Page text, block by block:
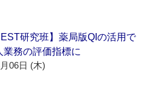
研究班】薬局版QIの活用で
業務の評価指標に
06日 (木)